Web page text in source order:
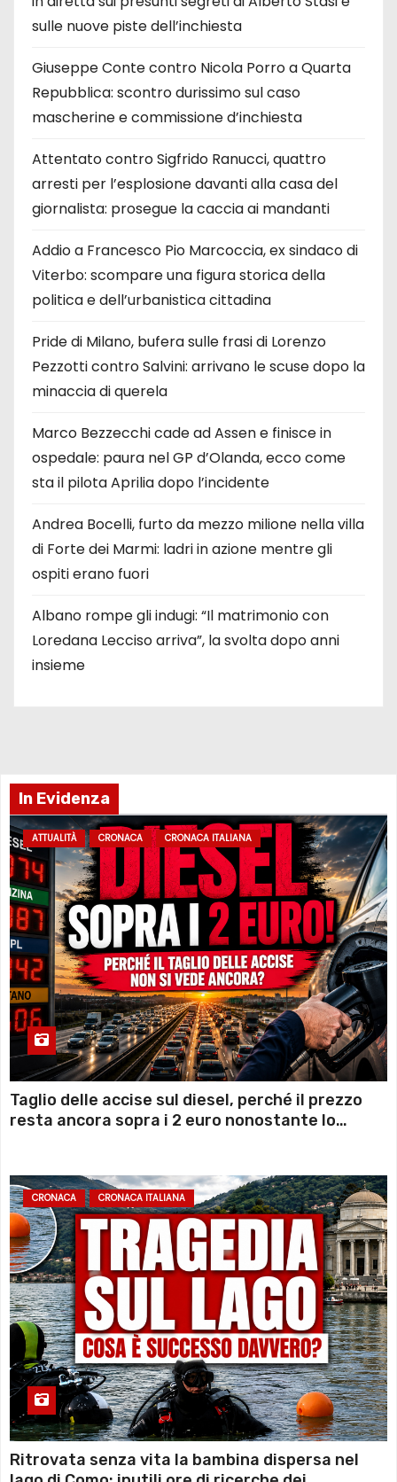
sulle nuove piste dell’inchiesta
Giuseppe Conte contro Nicola Porro a Quarta
Repubblica: scontro durissimo sul caso
mascherine e commissione d’inchiesta
Attentato contro Sigfrido Ranucci, quattro
arresti per l’esplosione davanti alla casa del
giornalista: prosegue la caccia ai mandanti
Addio a Francesco Pio Marcoccia, ex sindaco di
Viterbo: scompare una figura storica della
politica e dell’urbanistica cittadina
Pride di Milano, bufera sulle frasi di Lorenzo
Pezzotti contro Salvini: arrivano le scuse dopo la
minaccia di querela
Marco Bezzecchi cade ad Assen e finisce in
ospedale: paura nel GP d’Olanda, ecco come
sta il pilota Aprilia dopo l’incidente
Andrea Bocelli, furto da mezzo milione nella villa
di Forte dei Marmi: ladri in azione mentre gli
ospiti erano fuori
Albano rompe gli indugi: “Il matrimonio con
Loredana Lecciso arriva”, la svolta dopo anni
insieme
In Evidenza
ATTUALITÀ CRONACA CRONACA ITALIANA
Taglio delle accise sul diesel, perché il prezzo
resta ancora sopra i 2 euro nonostante lo
CRONACA CRONACA ITALIANA
Ritrovata senza vita la bambina dispersa nel